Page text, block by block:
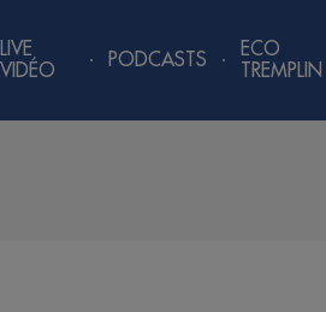
LIVE
VIDÉO
PODCASTS
ECO
TREMPLIN